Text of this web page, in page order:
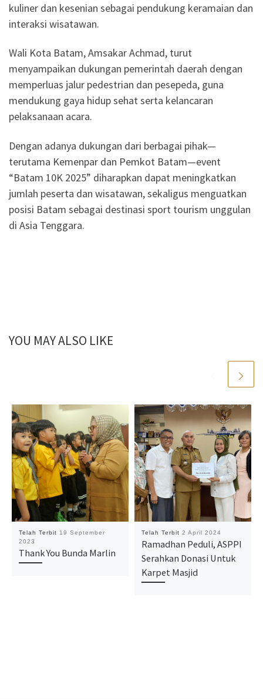
kuliner dan kesenian sebagai pendukung keramaian dan
interaksi wisatawan.
Wali Kota Batam, Amsakar Achmad, turut
menyampaikan dukungan pemerintah daerah dengan
memperluas jalur pedestrian dan pesepeda, guna
mendukung gaya hidup sehat serta kelancaran
pelaksanaan acara.
Dengan adanya dukungan dari berbagai pihak—
terutama Kemenpar dan Pemkot Batam—event
“Batam 10K 2025” diharapkan dapat meningkatkan
jumlah peserta dan wisatawan, sekaligus menguatkan
posisi Batam sebagai destinasi sport tourism unggulan
di Asia Tenggara.
YOU MAY ALSO LIKE
Telah Terbit 19 September
2023
Thank You Bunda Marlin
Telah Terbit 2 April 2024
Ramadhan Peduli, ASPPI
Serahkan Donasi Untuk
Karpet Masjid